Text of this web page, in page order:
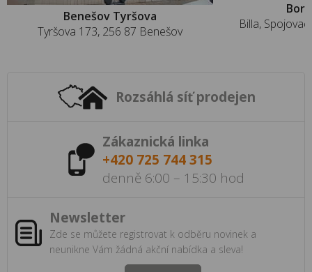
Benešov Tyršova
Tyršova 173, 256 87 Benešov
Billa,
Rozsáhlá síť prodejen
Zákaznická linka
+420 725 744 315
denně 6:00 – 15:30 hod
Newsletter
Zde se můžete registrovat k odběru novinek a
neunikne Vám žádná akční nabídka a sleva!